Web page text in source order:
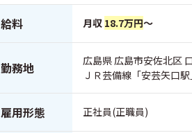
給料 月収 18.7万円～
勤務地
広島県 広島市安佐北区
ＪＲ芸備線「安芸矢口
雇用形態 正社員(正職員)